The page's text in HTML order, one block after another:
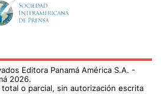
Editora Panamá América S.A. -
2026.
o parcial, sin autorización escrita